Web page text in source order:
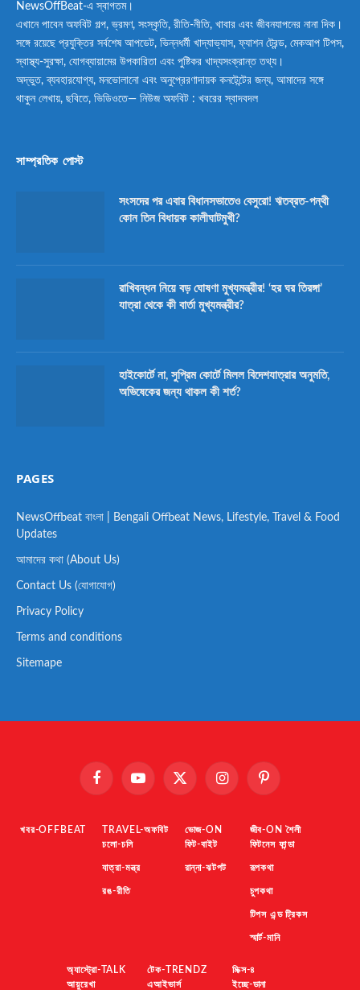
NewsOffBeat-এ স্বাগতম।
এখানে পাবেন অফবিট গল্প, ভ্রমণ, সংস্কৃতি, রীতি-নীতি, খাবার এবং জীবনযাপনের নানা দিক।
সঙ্গে রয়েছে প্রযুক্তির সর্বশেষ আপডেট, ভিন্নধর্মী খাদ্যাভ্যাস, ফ্যাশন ট্রেন্ড, মেকআপ টিপস,
স্বাস্থ্য-সুরক্ষা, যোগব্যায়ামের উপকারিতা এবং পুষ্টিকর খাদ্যসংক্রান্ত তথ্য।
অদ্ভুত, ব্যবহারযোগ্য, মনভোলানো এবং অনুপ্রেরণাদায়ক কনটেন্টের জন্য, আমাদের সঙ্গে
থাকুন লেখায়, ছবিতে, ভিডিওতে— নিউজ অফবিট : খবরের স্বাদবদল
সাম্প্রতিক পোস্ট
সংসদের পর এবার বিধানসভাতেও বেসুরো! ঋতব্রত-পন্থী
কোন তিন বিধায়ক কালীঘাটমুখী?
রাখিবন্ধন নিয়ে বড় ঘোষণা মুখ্যমন্ত্রীর! ‘হর ঘর তিরঙ্গা’
যাত্রা থেকে কী বার্তা মুখ্যমন্ত্রীর?
হাইকোর্টে না, সুপ্রিম কোর্টে মিলল বিদেশযাত্রার অনুমতি,
অভিষেকের জন্য থাকল কী শর্ত?
PAGES
NewsOffbeat বাংলা | Bengali Offbeat News, Lifestyle, Travel & Food
Updates
আমাদের কথা (About Us)
Contact Us (যোগাযোগ)
Privacy Policy
Terms and conditions
Sitemape
FacebookYouTube X
InstagramPinterest
খবর-OFFBEAT
TRAVEL-অফবিট
চলো-চলি
যাত্রা-মন্ত্র
রঙ-রীতি
ভোজ-ON
ফিট-বাইট
রান্না-ঝটপট
জীব-ON শৈলী
ফিটনেস ফান্ডা
রূপকথা
চুপকথা
টিপস এন্ড ট্রিকস
স্মার্ট-মানি
অ্যাস্ট্রো-TALK
আয়ুরেখা
টেক-TRENDZ
এআইভার্স
মিক্স-৪
ইচ্ছে-ডানা